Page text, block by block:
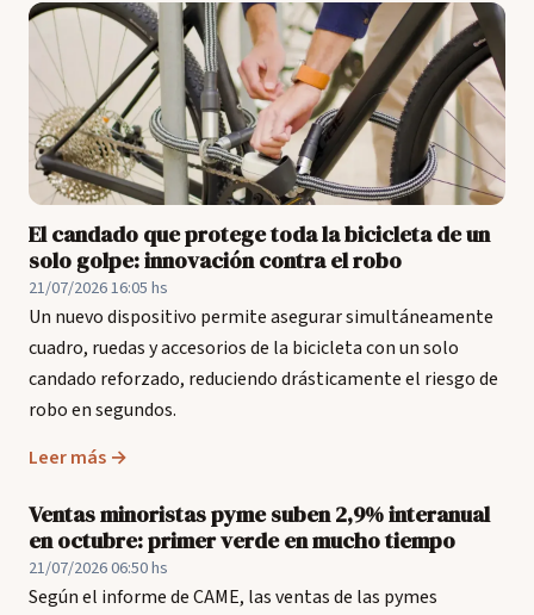
El candado que protege toda la bicicleta de un
solo golpe: innovación contra el robo
21/07/2026 16:05 hs
Un nuevo dispositivo permite asegurar simultáneamente
cuadro, ruedas y accesorios de la bicicleta con un solo
candado reforzado, reduciendo drásticamente el riesgo de
robo en segundos.
Leer más →
Ventas minoristas pyme suben 2,9% interanual
en octubre: primer verde en mucho tiempo
21/07/2026 06:50 hs
Según el informe de CAME, las ventas de las pymes